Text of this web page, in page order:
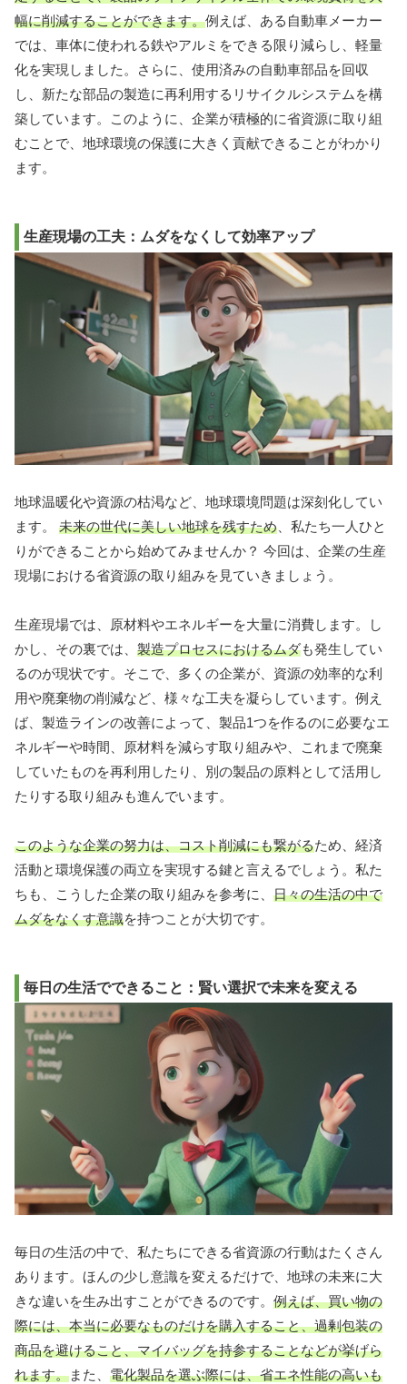
幅に削減することができます。例えば、ある自動車メーカー
では、車体に使われる鉄やアルミをできる限り減らし、軽量
化を実現しました。さらに、使用済みの自動車部品を回収
し、新たな部品の製造に再利用するリサイクルシステムを構
築しています。このように、企業が積極的に省資源に取り組
むことで、地球環境の保護に大きく貢献できることがわかり
ます。
生産現場の工夫：ムダをなくして効率アップ
地球温暖化や資源の枯渇など、地球環境問題は深刻化してい
ます。 未来の世代に美しい地球を残すため 、私たち一人ひと
りができることから始めてみませんか？ 今回は、企業の生産
現場における省資源の取り組みを見ていきましょう。
生産現場では、原材料やエネルギーを大量に消費します。し
かし、その裏では、 製造プロセスにおけるムダも発生してい
るのが現状です。そこで、多くの企業が、資源の効率的な利
用や廃棄物の削減など、様々な工夫を凝らしています。例え
ば、製造ラインの改善によって、製品1つを作るのに必要なエ
ネルギーや時間、原材料を減らす取り組みや、これまで廃棄
していたものを再利用したり、別の製品の原料として活用し
たりする取り組みも進んでいます。
このような企業の努力は、コスト削減にも繋がるため、経済
活動と環境保護の両立を実現する鍵と言えるでしょう。私た
ちも、こうした企業の取り組みを参考に、 日々の生活の中で
ムダをなくす意識を持つことが大切です。
毎日の生活でできること：賢い選択で未来を変える
毎日の生活の中で、私たちにできる省資源の行動はたくさん
あります。ほんの少し意識を変えるだけで、地球の未来に大
きな違いを生み出すことができるのです。 例えば、買い物の
際には、本当に必要なものだけを購入すること、過剰包装の
商品を避けること、マイバッグを持参することなどが挙げら
れます。また、 電化製品を選ぶ際には、省エネ性能の高いも